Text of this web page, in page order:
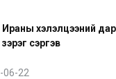
хэлэлцээний
сэргэв
06-22